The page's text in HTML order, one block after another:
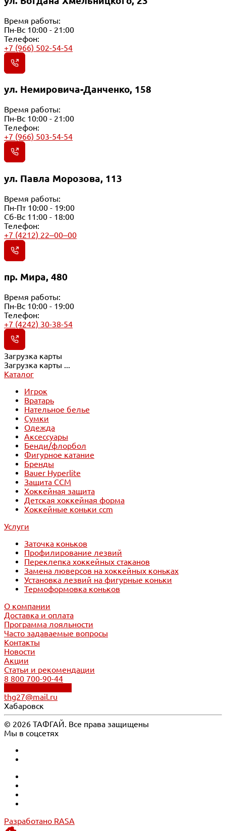
Время работы:
Пн-Вс 10:00 - 21:00
Телефон:
+7 (966) 502-54-54
ул. Немировича-Данченко, 158
Время работы:
Пн-Вс 10:00 - 21:00
Телефон:
+7 (966) 503-54-54
ул. Павла Морозова, 113
Время работы:
Пн-Пт 10:00 - 19:00
Сб-Вс 11:00 - 18:00
Телефон:
+7 (4212) 22‒00‒00
пр. Мира, 480
Время работы:
Пн-Вс 10:00 - 19:00
Телефон:
+7 (4242) 30-38-54
Загрузка карты
Загрузка карты ...
Каталог
Игрок
Вратарь
Нательное белье
Сумки
Одежда
Аксессуары
Бенди/флорбол
Фигурное катание
Бренды
Bauer Hyperlite
Защита CCM
Хоккейная защита
Детская хоккейная форма
Хоккейные коньки ccm
Услуги
Заточка коньков
Профилирование лезвий
Переклепка хоккейных стаканов
Замена люверсов на хоккейных коньках
Установка лезвий на фигурные коньки
Термоформовка коньков
О компании
Доставка и оплата
Программа лояльности
Часто задаваемые вопросы
Контакты
Новости
Акции
Статьи и рекомендации
8 800 700-90-44
thg27@mail.ru
Хабаровск
© 2026 ТАФГАЙ. Все права защищены
Мы в соцсетях
Разработано RASA